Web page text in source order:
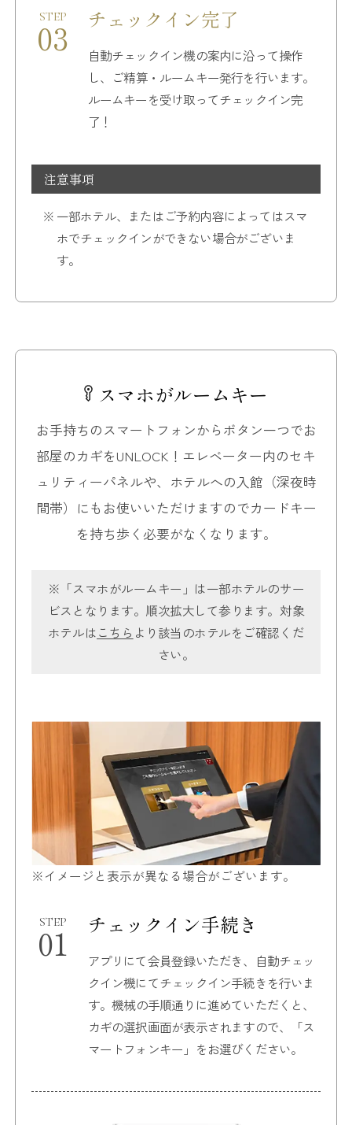
STEP
03 チェックイン完了
自動チェックイン機の案内に沿って操作
し、 ご精算・ルームキー発行を行います。
ルームキーを受け取ってチェックイン完
了！
注意事項
一部ホテル、またはご予約内容によってはスマ
ホでチェックインができない場合がございま
す。
スマホがルームキー
お手持ちのスマートフォンからボタン一つでお
部屋のカギをUNLOCK！ エレベーター内のセキ
ュリティーパネルや、ホテルへの入館（深夜時
間帯）にも お使いいただけますのでカードキー
を持ち歩く必要がなくなります。
※「スマホがルームキー」は一部ホテルのサー
ビスとなります。順次拡大して参ります。 対象
ホテルはこちら より該当のホテルをご確認くだ
さい。
※イメージと表示が異なる場合がございます。
STEP
01 チェックイン手続き
アプリにて会員登録いただき、
自動チェッ
クイン機にてチェックイン手続きを行いま
す。機械の手順通りに進めていただくと、
カギの選択画面が表示されますので、
「ス
マートフォンキー」をお選びください。